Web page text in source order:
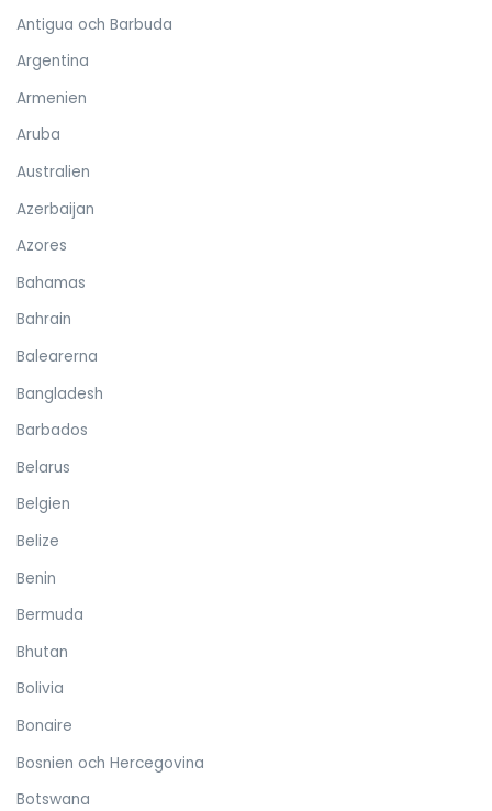
Antigua och Barbuda
Argentina
Armenien
Aruba
Australien
Azerbaijan
Azores
Bahamas
Bahrain
Balearerna
Bangladesh
Barbados
Belarus
Belgien
Belize
Benin
Bermuda
Bhutan
Bolivia
Bonaire
Bosnien och Hercegovina
Botswana